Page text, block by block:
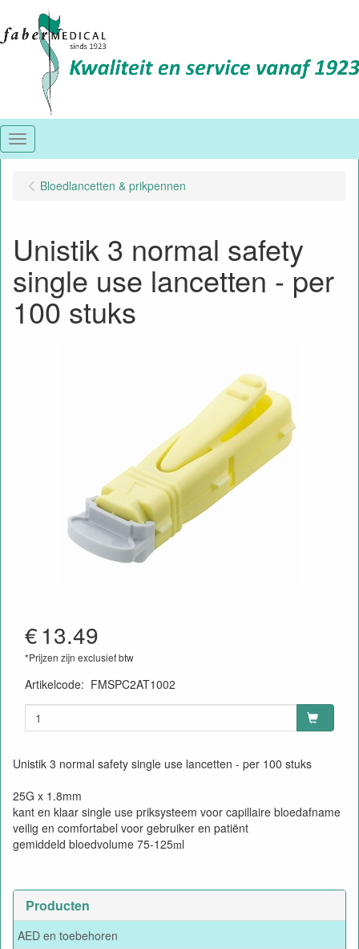
Menu
Producten
AED en toebehoren
Bloedlancetten & prikpennen
Unistik 3 normal safety
single use lancetten - per
100 stuks
€13.49
*Prijzen zijn exclusief btw
Artikelcode: FMSPC2AT1002
Unistik 3 normal safety single use lancetten - per 100 stuks
25G x 1.8mm
kant en klaar single use priksysteem voor capillaire bloedafname
veilig en comfortabel voor gebruiker en patiënt
gemiddeld bloedvolume 75-125ml